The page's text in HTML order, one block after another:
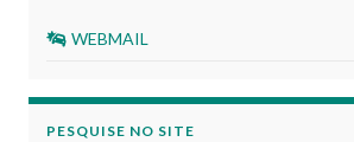
WEBMAIL
PESQUISE NO SITE